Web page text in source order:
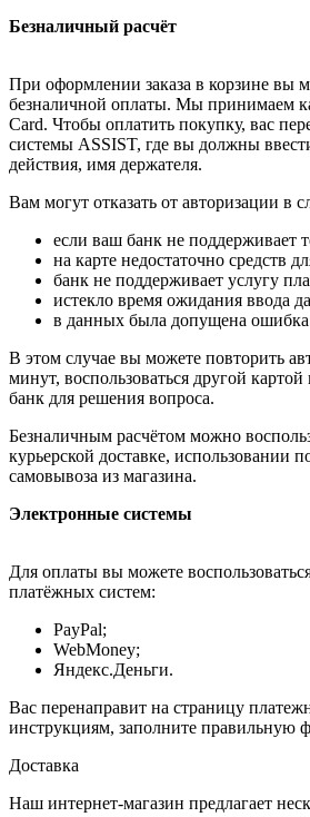
Безналичный расчёт
При оформлении заказа в корзине вы
безналичной оплаты. Мы принимаем
Card. Чтобы оплатить покупку, вас
системы ASSIST, где вы должны
действия, имя держателя.
Вам могут отказать от авторизации в
если ваш банк не поддерживает
на карте недостаточно средств
банк не поддерживает услугу
истекло время ожидания ввода
в данных была допущена
В этом случае вы можете повторить
минут, воспользоваться другой
банк для решения вопроса.
Безналичным расчётом можно
курьерской доставке, использовании
самовывоза из магазина.
Электронные системы
Для оплаты вы можете
платёжных систем:
PayPal;
WebMoney;
Яндекс.Деньги.
Вас перенаправит на страницу
инструкциям, заполните правильную
Доставка
Наш интернет-магазин предлагает